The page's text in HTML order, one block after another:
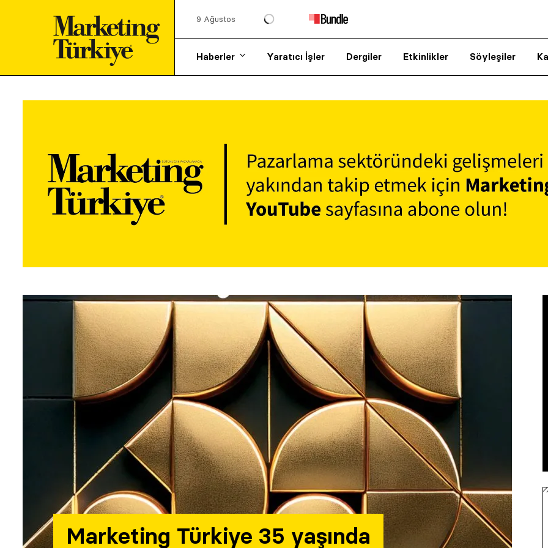
9 Ağustos
Haberler Yaratıcı İşler Dergiler Etkinlikler Söyleşiler
Marketing Türkiye 35 yaşında